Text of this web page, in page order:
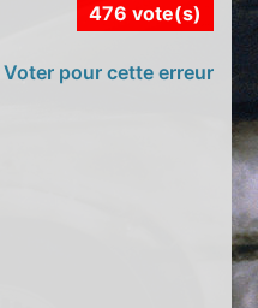
476 vote(s)
Voter pour cette erreur